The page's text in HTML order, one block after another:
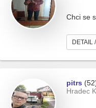
Chci se
DETAIL
pitrs
Hradec